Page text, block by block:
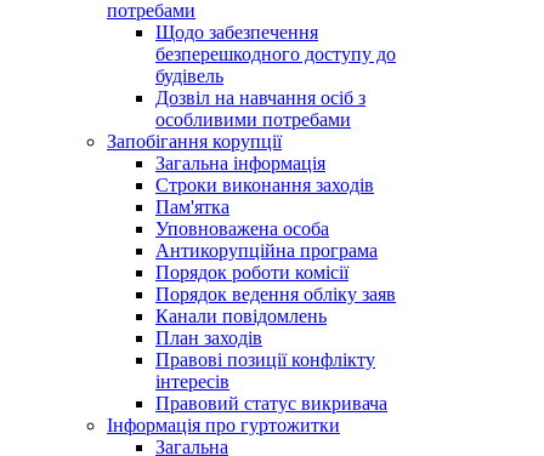
потребами
Щодо забезпечення
безперешкодного доступу до
будівель
Дозвіл на навчання осіб з
особливими потребами
Запобігання корупції
Загальна інформація
Строки виконання заходів
Пам'ятка
Уповноважена особа
Антикорупційна програма
Порядок роботи комісії
Порядок ведення обліку заяв
Канали повідомлень
План заходів
Правові позиції конфлікту
інтересів
Правовий статус викривача
Інформація про гуртожитки
Загальна